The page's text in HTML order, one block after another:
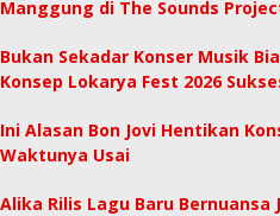
Manggung di The Sounds
Bukan Sekadar Konser Musik
Konsep Lokarya Fest 2026
Ini Alasan Bon Jovi Hentikan
Waktunya Usai
Alika Rilis Lagu Baru Bernuansa